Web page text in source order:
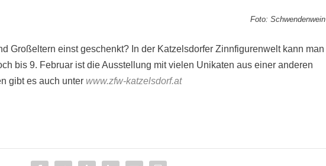
Foto: Schwendenwein
Großeltern einst geschenkt? In der Katzelsdorfer Zinnfigurenwelt kann man
bis 9. Februar ist die Ausstellung mit vielen Unikaten aus einer anderen
gibt es auch unter www.zfw-katzelsdorf.at